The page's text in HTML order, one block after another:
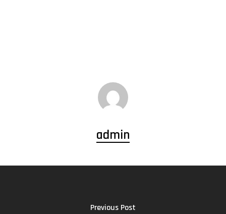
admin
Previous Post